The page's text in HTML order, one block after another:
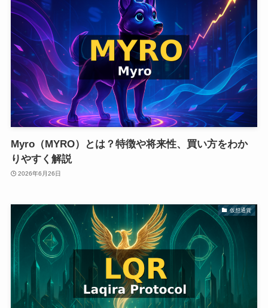
Myro（MYRO）とは？特徴や将来性、買い方をわか
りやすく解説
2026年6月26日
仮想通貨